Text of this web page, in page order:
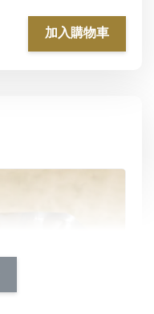
加入購物車